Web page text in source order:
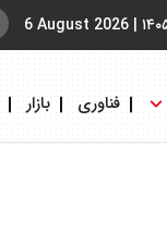
|
6 August 2026
فناوری بازار